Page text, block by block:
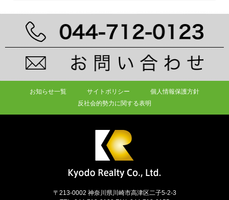
お知らせ一覧 サイトポリシー
個人情報保護方針
反社会的勢力に関する表明
〒213-0002 神奈川県川崎市高津区二子5-2-3